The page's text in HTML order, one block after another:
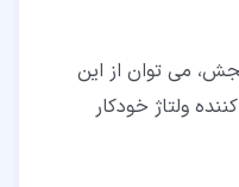
می توان از این
ولتاژ خودکار